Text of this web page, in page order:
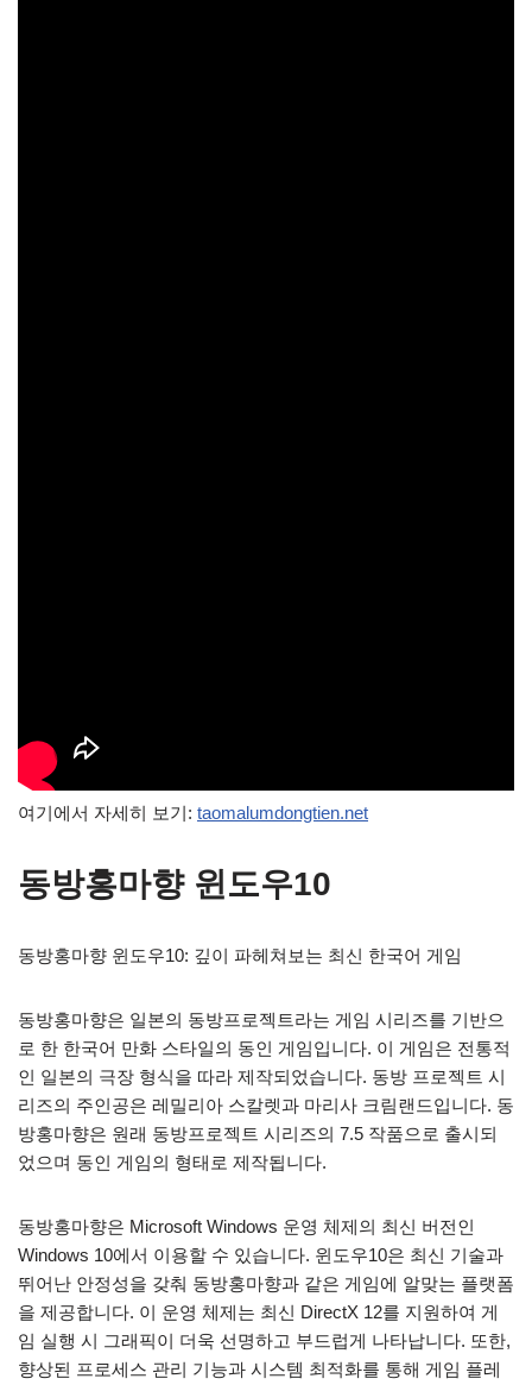
여기에서 자세히 보기: taomalumdongtien.net
동방홍마향 윈도우10
동방홍마향 윈도우10: 깊이 파헤쳐보는 최신 한국어 게임
동방홍마향은 일본의 동방프로젝트라는 게임 시리즈를 기반으
로 한 한국어 만화 스타일의 동인 게임입니다. 이 게임은 전통적
인 일본의 극장 형식을 따라 제작되었습니다. 동방 프로젝트 시
리즈의 주인공은 레밀리아 스칼렛과 마리사 크림랜드입니다. 동
방홍마향은 원래 동방프로젝트 시리즈의 7.5 작품으로 출시되
었으며 동인 게임의 형태로 제작됩니다.
동방홍마향은 Microsoft Windows 운영 체제의 최신 버전인
Windows 10에서 이용할 수 있습니다. 윈도우10은 최신 기술과
뛰어난 안정성을 갖춰 동방홍마향과 같은 게임에 알맞는 플랫폼
을 제공합니다. 이 운영 체제는 최신 DirectX 12를 지원하여 게
임 실행 시 그래픽이 더욱 선명하고 부드럽게 나타납니다. 또한,
향상된 프로세스 관리 기능과 시스템 최적화를 통해 게임 플레